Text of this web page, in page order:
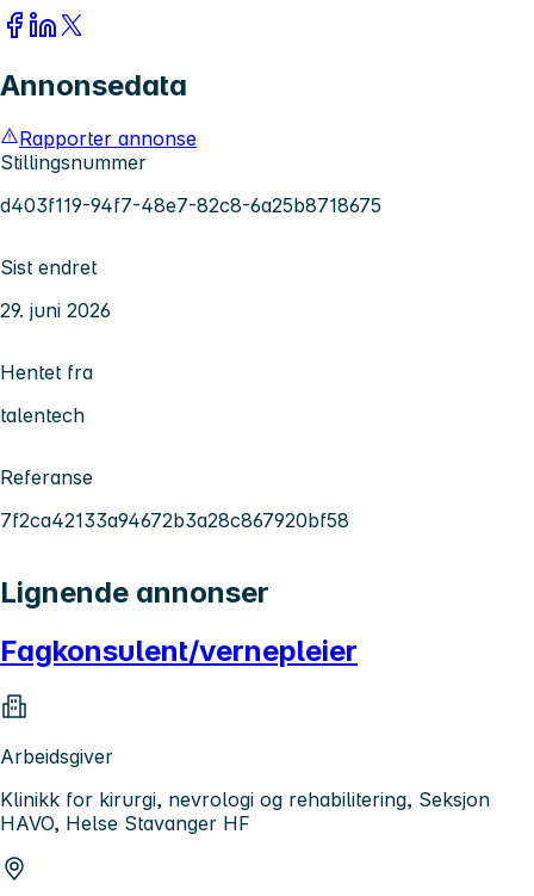
Annonsedata
Rapporter annonse
Stillingsnummer
d403f119-94f7-48e7-82c8-6a25b8718675
Sist endret
29. juni 2026
Hentet fra
talentech
Referanse
7f2ca42133a94672b3a28c867920bf58
Lignende annonser
Fagkonsulent/vernepleier
Arbeidsgiver
Klinikk for kirurgi, nevrologi og rehabilitering, Seksjon
HAVO, Helse Stavanger HF